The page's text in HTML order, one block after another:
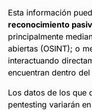
Esta información
reconocimiento
principalmente
abiertas (OSINT); o
interactuando
encuentran dentro
Los datos de los que
pentesting variarán